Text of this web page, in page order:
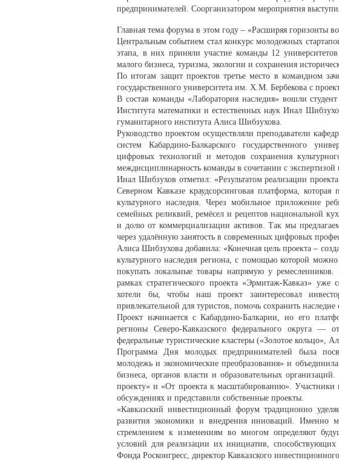
предпринимателей. Соорганизатором мероприятия
Главная тема форума в этом году – «Расширяя горизонты
Центральным событием стал конкурс молодежных
этапа, в них приняли участие команды 12
малого бизнеса, туризма, экологии и сохранения
По итогам защит проектов третье место в командном
государственного университета им. Х.М. Бербекова с
В состав команды «Лаборатория наследия» вошли
Института математики и естественных наук Инал
гуманитарного института Алиса Шибзухова.
Руководство проектом осуществляли преподаватели
систем Кабардино-Балкарского государственного
цифровых технологий и методов сохранения
междисциплинарность команды в сочетании с
Инал Шибзухов отметил: «Результатом реализации
Северном Кавказе краудсорсинговая платформа,
культурного наследия. Через мобильное приложение
семейных реликвий, ремёсел и рецептов национальной
и долю от коммерциализации активов. Так мы
через удалённую занятость в современных цифровых
Алиса Шибзухова добавила: «Конечная цель проекта –
культурного наследия региона, с помощью которой
покупать локальные товары напрямую у
рамках стратегического проекта «Эрмитаж-Кавказ»
хотели бы, чтобы наш проект заинтересовал
привлекательной для туристов, помочь сохранить
Проект начинается с Кабардино-Балкарии, но его
регионы Северо-Кавказского федерального округа
федеральные туристические кластеры («Золотое
Программа Дня молодых предпринимателей была
молодежь и экономические преобразования» и
бизнеса, органов власти и образовательных
проекту» и «От проекта к масштабированию».
обсуждениях и представили собственные проекты.
«Кавказский инвестиционный форум традиционно
развития экономики и внедрения инноваций. Именно
стремлением к изменениям во многом определяют
условий для реализации их инициатив, способствующих
Фонда Росконгресс, директор Кавказского